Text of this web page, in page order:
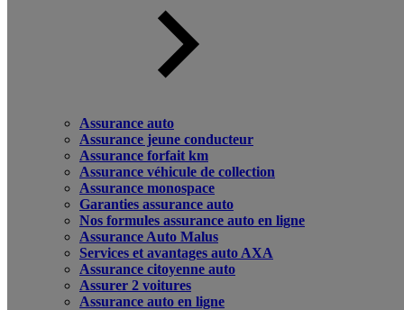
Assurance auto
Assurance jeune conducteur
Assurance forfait km
Assurance véhicule de collection
Assurance monospace
Garanties assurance auto
Nos formules assurance auto en ligne
Assurance Auto Malus
Services et avantages auto AXA
Assurance citoyenne auto
Assurer 2 voitures
Assurance auto en ligne